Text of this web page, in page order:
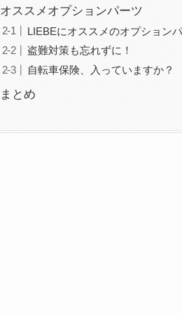
オススメオプションパーツ
LIEBEにオススメのオプション
盗難対策も忘れずに！
自転車保険、入っていますか？
まとめ